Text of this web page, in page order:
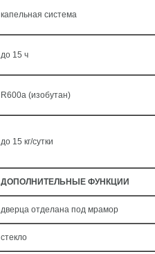
капельная система
до 15 ч
R600a (изобутан)
до 15 кг/cутки
ДОПОЛНИТЕЛЬНЫЕ ФУНКЦИИ
дверца отделана под мрамор
стекло